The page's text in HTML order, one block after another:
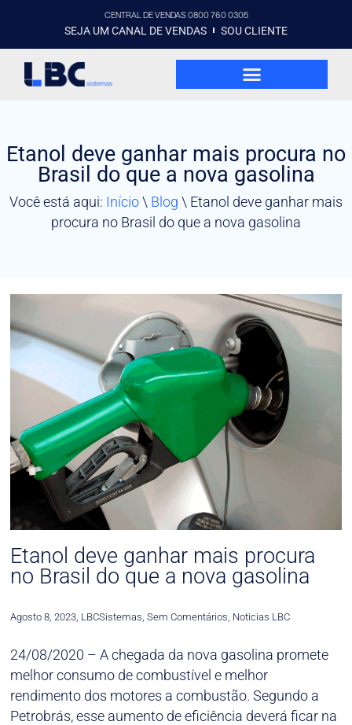
CENTRAL DE VENDAS 0800 760 0305
SEJA UM CANAL DE VENDAS SOU CLIENTE
Etanol deve ganhar mais procura no
Brasil do que a nova gasolina
Você está aqui: Início\ Blog \ Etanol deve ganhar mais
procura no Brasil do que a nova gasolina
Etanol deve ganhar mais procura
no Brasil do que a nova gasolina
Agosto 8, 2023, LBCSistemas, Sem Comentários, Noticias LBC
24/08/2020 – A chegada da nova gasolina promete
melhor consumo de combustível e melhor
rendimento dos motores a combustão. Segundo a
Petrobrás, esse aumento de eficiência deverá ficar na